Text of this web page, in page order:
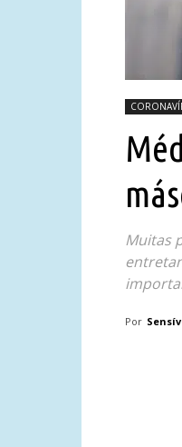
Muitas
Por